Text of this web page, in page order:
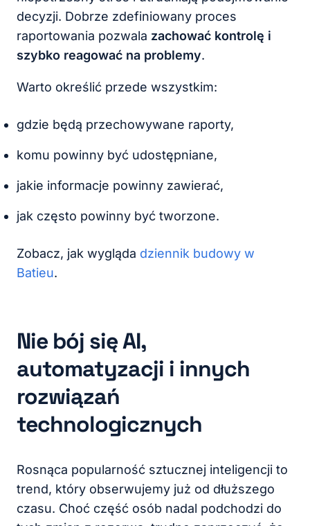
decyzji. Dobrze zdefiniowany proces
raportowania pozwala zachować kontrolę i
szybko reagować na problemy.
Warto określić przede wszystkim:
gdzie będą przechowywane raporty,
komu powinny być udostępniane,
jakie informacje powinny zawierać,
jak często powinny być tworzone.
Zobacz, jak wygląda dziennik budowy w
Batieu.
Nie bój się AI,
automatyzacji i innych
rozwiązań
technologicznych
Rosnąca popularność sztucznej inteligencji to
trend, który obserwujemy już od dłuższego
czasu. Choć część osób nadal podchodzi do